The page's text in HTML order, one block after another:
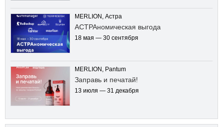
MERLION, Астра
АСТРАномическая выгода
18 мая — 30 сентября
MERLION, Pantum
Заправь и печатай!
13 июля — 31 декабря